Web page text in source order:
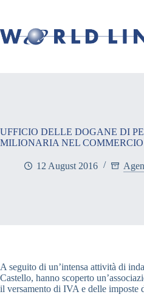
UFFICIO DELLE DOGANE DI
MILIONARIA NEL
12 August 2016
A seguito di un’intensa attività di
Castello, hanno scoperto
il versamento di IVA e delle imposte